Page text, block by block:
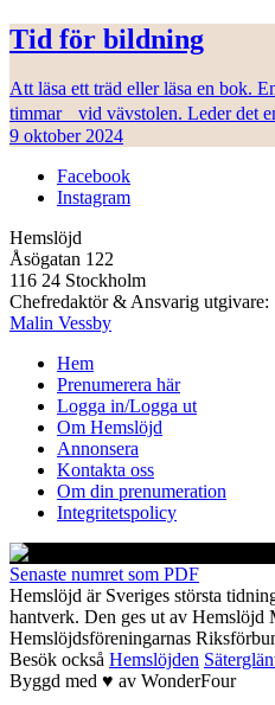
Tid för bildning
Att läsa ett träd eller läsa en bok.
timmar vid vävstolen. Leder det
9 oktober 2024
Facebook
Instagram
Hemslöjd
Åsögatan 122
116 24 Stockholm
Chefredaktör & Ansvarig utgivare:
Malin Vessby
Hem
Prenumerera här
Logga in/Logga ut
Om Hemslöjd
Annonsera
Kontakta oss
Om din prenumeration
Integritetspolicy
Senaste numret som PDF
Hemslöjd är Sveriges största
hantverk. Den ges ut av Hemslöjd
Hemslöjdsföreningarnas
Besök också Hemslöjden
Byggd med ♥ av WonderFour